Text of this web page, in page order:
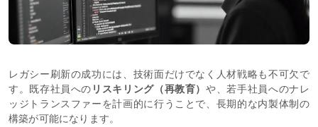
レガシー刷新の成功には、技術面だけでなく人材戦略も不可欠で
す。既存社員への リスキリング（再教育）や、若手社員へのナレ
ッジトランスファーを計画的に行うことで、長期的な内製体制の
構築が可能になります。